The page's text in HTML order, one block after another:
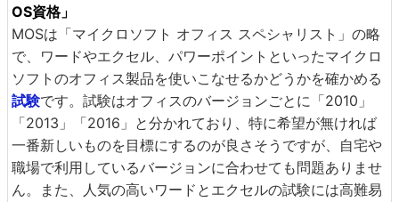
OS資格」
MOSは「マイクロソフト オフィス スペシャリスト」の略
で、ワードやエクセル、パワーポイントといったマイクロ
ソフトのオフィス製品を使いこなせるかどうかを確かめる
試験です。試験はオフィスのバージョンごとに「2010」
「2013」「2016」と分かれており、特に希望が無ければ
一番新しいものを目標にするのが良さそうですが、自宅や
職場で利用しているバージョンに合わせても問題ありませ
ん。また、人気の高いワードとエクセルの試験には高難易